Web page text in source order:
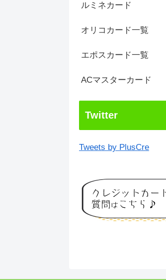
ルミネカード
オリコカード一覧
エポスカード一覧
ACマスターカード
Twitter
Tweets by PlusCre